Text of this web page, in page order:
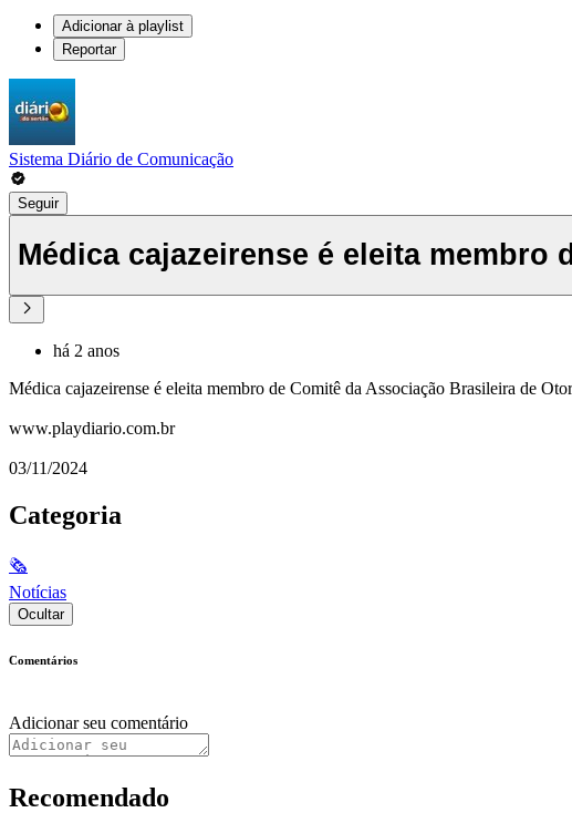
Adicionar à playlist
Reportar
Sistema Diário de Comunicação
Seguir
Médica cajazeirense é eleita
há 2 anos
Médica cajazeirense é eleita membro de Comitê da Associação Brasileira de
www.playdiario.com.br
03/11/2024
Categoria
🗞
Notícias
Ocultar
Comentários
Adicionar seu comentário
Recomendado